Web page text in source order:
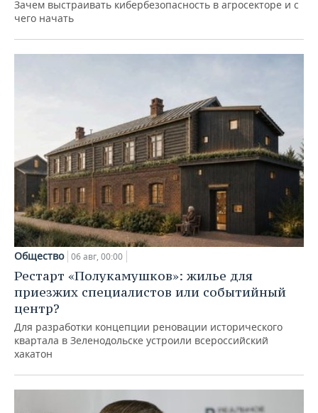
Зачем выстраивать кибербезопасность в агросекторе и с
чего начать
Общество 06 авг, 00:00
Рестарт «Полукамушков»: жилье для
приезжих специалистов или событийный
центр?
Для разработки концепции реновации исторического
квартала в Зеленодольске устроили всероссийский
хакатон